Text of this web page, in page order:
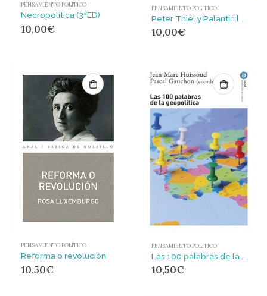
PENSAMIENTO POLÍTICO
Necropolítica (3ªED)
10,00€
PENSAMIENTO POLÍTICO
10,00€
PENSAMIENTO POLÍTICO
Reforma o revolución
10,50€
PENSAMIENTO POLÍTICO
10,50€